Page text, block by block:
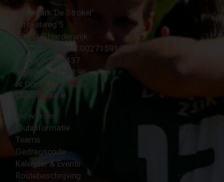
Sportpark 'De Strokel'
Strokelweg 5
3847 LR Harderwijk
BTW Nummer NL 002715910B01
KvK Nr 40094437
☎︎ 0341 - 41 28 96
✉︎ Contactformulier
Clubinformatie
Lid worden
Clubinformatie
Teams
Gedragscode
Kalender & Events
Routebeschrijving